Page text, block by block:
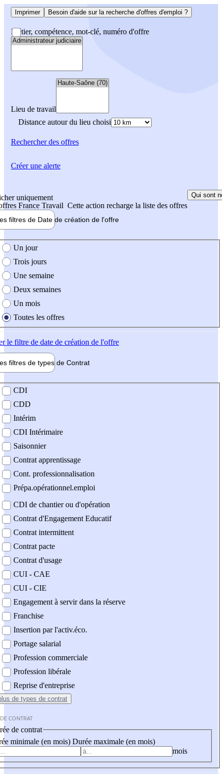
Imprimer Besoin d'aide sur la recherche d'offres d'emploi ?
Métier, compétence, mot-clé, numéro d'offre
Lieu de travail
Distance autour du lieu choisi
Rechercherdes offres
uniquement
France Travail Cette action recharge la liste des offres
Qui sont
filtres de Date de création de l'offre
création de l'offre
Un jour
Trois jours
Une semaine
Deux semaines
Un mois
Toutes les offres
le filtre de date de création de l'offre
filtres de types de Contrat
contrat
CDI
CDD
Intérim
CDI Intérimaire
Saisonnier
Contrat apprentissage
Cont. professionnalisation
Prépa.opérationnel.emploi
CDI de chantier ou d'opération
Contrat d'Engagement Educatif
Contrat intermittent
Contrat pacte
Contrat d'usage
CUI - CAE
CUI - CIE
Engagement à servir dans la réserve
Franchise
Insertion par l'activ.éco.
Portage salarial
Profession commerciale
Profession libérale
Reprise d'entreprise
de types de contrat
CONTRAT
de contrat
minimale (en mois) Durée maximale (en mois)
mois
Créer une alerte